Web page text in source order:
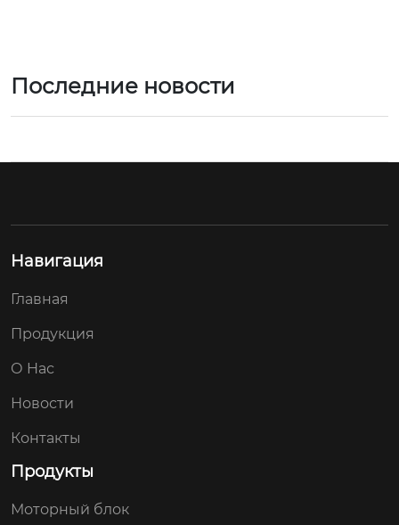
Последние новости
Навигация
Главная
Продукция
О Hас
Новости
Контакты
Продукты
Моторный блок